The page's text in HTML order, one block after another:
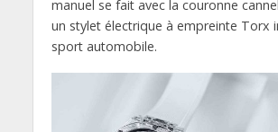
manuel se fait avec la couronne
un stylet électrique à empreinte Torx
sport automobile.